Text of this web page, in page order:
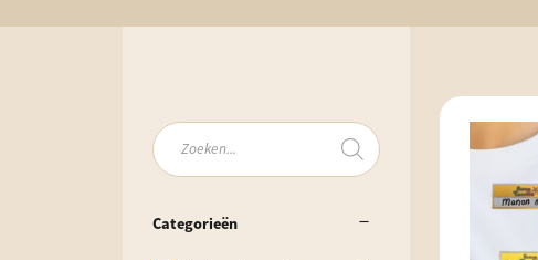
Producten
zoeken
Categorieën